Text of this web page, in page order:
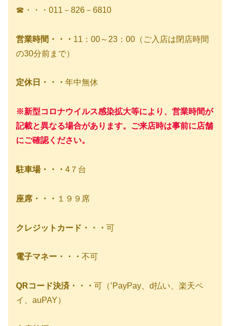
☎・・・011－826－6810
営業時間・・・ 11：00～23：00（ご入店は閉店時間
の30分前まで）
定休日・・・ 年中無休
※新型コロナウイルス感染拡大等により、営業時間が
記載と異なる場合があります。ご来店時は事前に店舗
にご確認ください。
駐車場・・・ 4７台
座席・・・ １９９席
クレジットカード・・・ 可
電子マネー・・・ 不可
QRコード決済・・・ 可（’PayPay、d払い、楽天ペ
イ、auPAY）